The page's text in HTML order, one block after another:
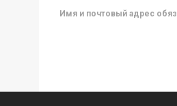
Имя и почтовый адрес